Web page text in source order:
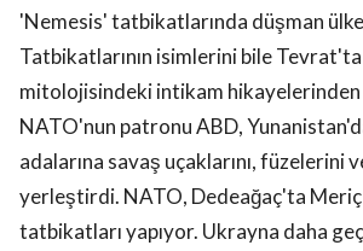
'Nemesis' tatbikatlarında düşman
Tatbikatlarının isimlerini bile
mitolojisindeki intikam
NATO'nun patronu ABD,
adalarına savaş uçaklarını, füzelerini
yerleştirdi. NATO, Dedeağaç'ta
tatbikatları yapıyor. Ukrayna daha